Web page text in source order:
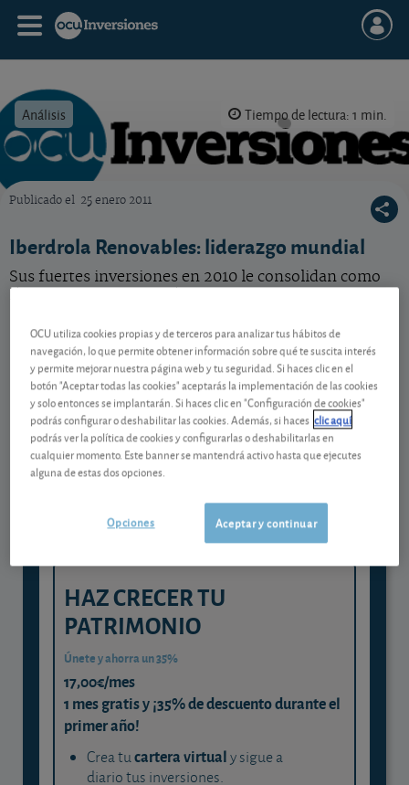
Análisis Tiempo de lectura: 1 min.
Publicado el 25 enero 2011
Iberdrola Renovables: liderazgo mundial
Sus fuertes inversiones en 2010 le consolidan como
Contenido reservado a SOCIOS
Gestiona tu dinero con visión
experta
y consigue que cada euro trabaje
HAZ CRECER TU
PATRIMONIO
Únete y ahorra un 35%
17,00€/mes
1 mes gratis y ¡35% de descuento durante el
primer año!
Crea tucartera virtualy sigue a
diario tus inversiones.
OCU utiliza cookies propias y de terceros para analizar tus hábitos de
navegación, lo que permite obtener información sobre qué te suscita interés
y permite mejorar nuestra página web y tu seguridad. Si haces clic en el
botón "Aceptar todas las cookies" aceptarás la implementación de las cookies
y solo entonces se implantarán. Si haces clic en "Configuración de cookies"
podrás configurar o deshabilitar las cookies. Además, si haces clic aquí
podrás ver la política de cookies y configurarlas o deshabilitarlas en
cualquier momento. Este banner se mantendrá activo hasta que ejecutes
alguna de estas dos opciones.
Aceptar y continuar
Opciones